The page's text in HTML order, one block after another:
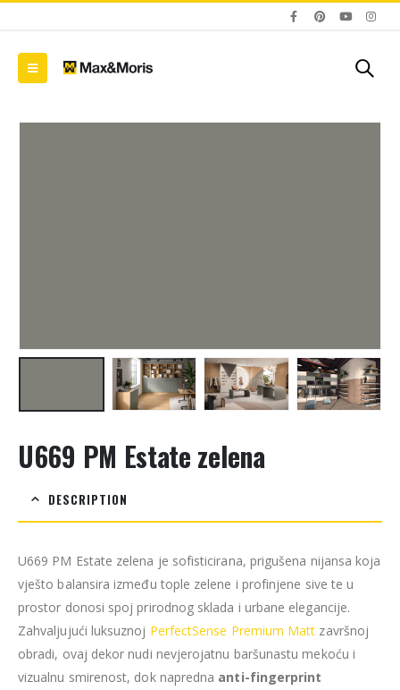
U669 PM Estate zelena
DESCRIPTION
U669 PM Estate zelena je sofisticirana, prigušena nijansa koja
vješto balansira između tople zelene i profinjene sive te u
prostor donosi spoj prirodnog sklada i urbane elegancije.
Zahvaljujući luksuznoj PerfectSense Premium Matt završnoj
obradi, ovaj dekor nudi nevjerojatnu baršunastu mekoću i
vizualnu smirenost, dok napredna anti-fingerprint